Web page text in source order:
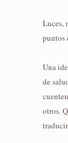
Luces,
puntos
Una
de
otros.